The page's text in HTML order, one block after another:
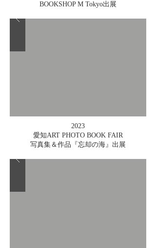
BOOKSHOP M Tokyo出展
2023
愛知ART PHOTO BOOK FAIR
写真集＆作品『忘却の海』出展